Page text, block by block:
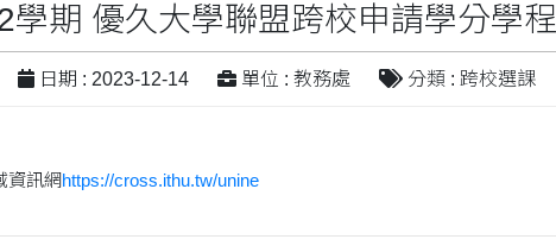
學期 優久大學聯盟跨校申請學分學程
日期 : 2023-12-14 單位 : 教務處 分類 : 跨校選課
資訊網https://cross.ithu.tw/unine